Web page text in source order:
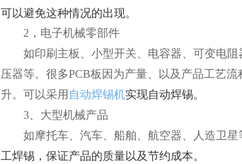
可以避免这种情况的出现。
2，电子机械零部件
如印刷主板、小型开关、电容器、可变电
压器等。很多PCB板因为产量、以及产品工艺
升。可以采用 自动焊锡机实现自动焊锡。
3、大型机械产品
如摩托车、汽车、船舶、航空器、人造卫
工焊锡，保证产品的质量以及节约成本。